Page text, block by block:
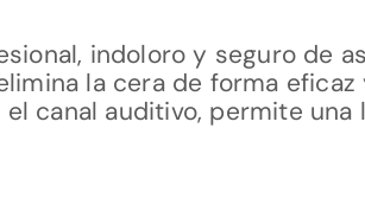
indoloro y seguro de
la cera de forma
canal auditivo, permite